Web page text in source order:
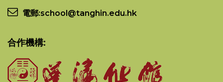
電郵:school@tanghin.edu.hk
合作機構: